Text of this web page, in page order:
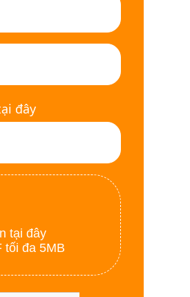
đây
tại đây
tối đa 5MB